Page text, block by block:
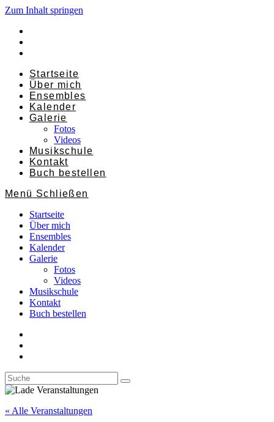
Zum Inhalt springen
Startseite
Über mich
Ensembles
Kalender
Galerie
Fotos
Videos
Musikschule
Kontakt
Buch bestellen
Menü Schließen
Startseite
Über mich
Ensembles
Kalender
Galerie
Fotos
Videos
Musikschule
Kontakt
Buch bestellen
« Alle Veranstaltungen